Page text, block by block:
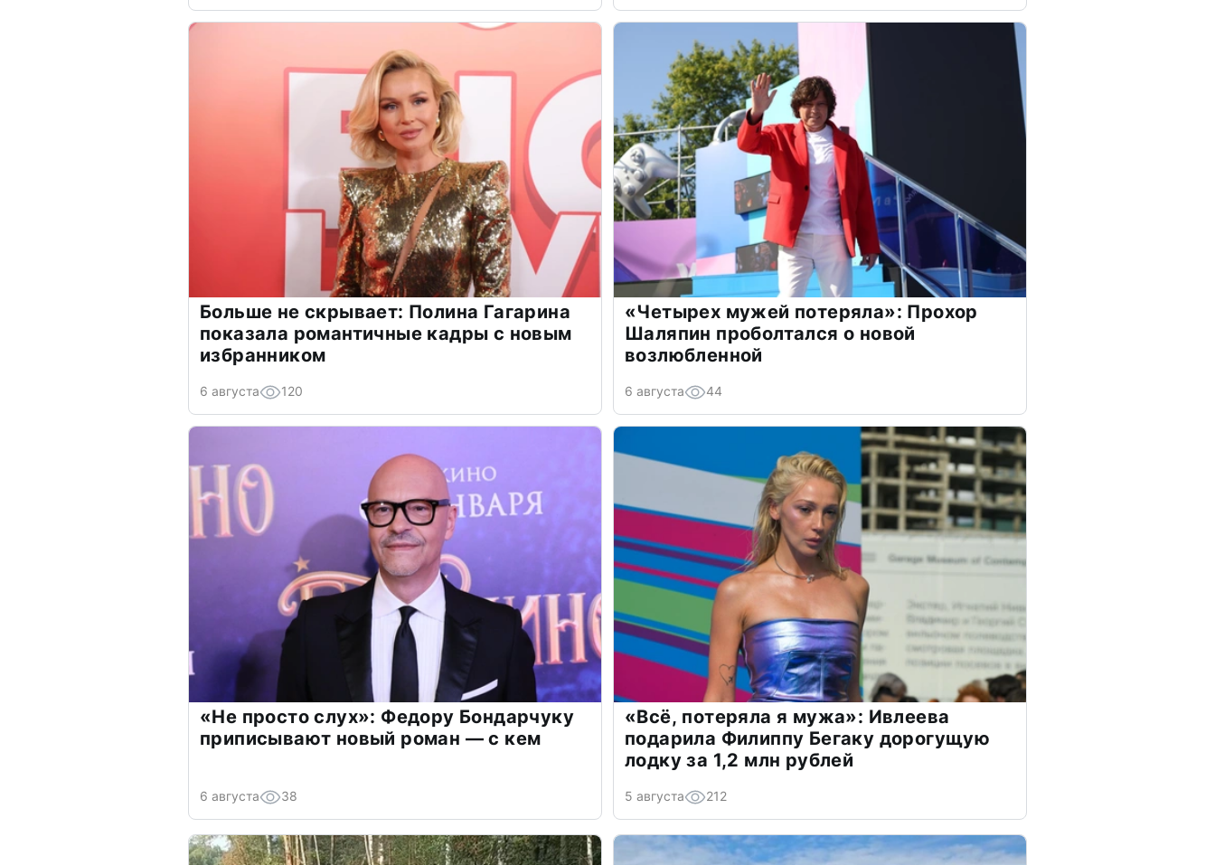
Больше не скрывает: Полина Гагарина
показала романтичные кадры с новым
избранником
6 августа 120
«Четырех мужей потеряла»: Прохор
Шаляпин проболтался о новой
возлюбленной
6 августа 44
«Не просто слух»: Федору Бондарчуку
приписывают новый роман — с кем
6 августа 38
«Всё, потеряла я мужа»: Ивлеева
подарила Филиппу Бегаку дорогущую
лодку за 1,2 млн рублей
5 августа 212